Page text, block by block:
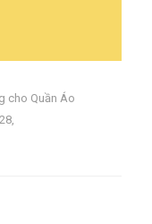
cho Quần Áo
,